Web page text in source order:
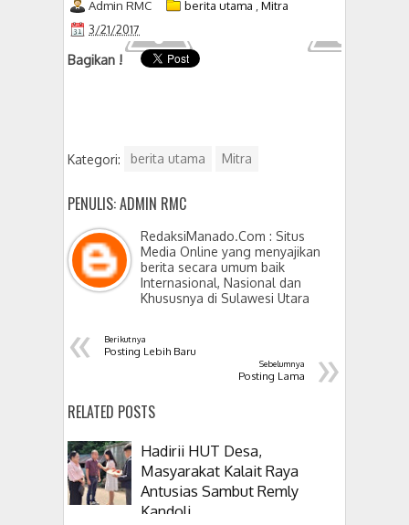
Admin RMC berita utama
Mitra
3/21/2017
Bagikan !
Kategori: berita utama Mitra
PENULIS: ADMIN RMC
RedaksiManado.Com : Situs
Media Online yang menyajikan
berita secara umum baik
Internasional, Nasional dan
Khususnya di Sulawesi Utara
« Berikutnya
Posting Lebih Baru »
Sebelumnya
Posting Lama
RELATED POSTS
Hadirii HUT Desa,
Masyarakat Kalait Raya
Antusias Sambut Remly
Kandoli